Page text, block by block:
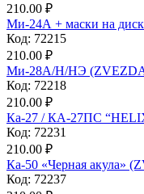
210.00 ₽
Ми-24А + маски на
Код: 72215
210.00 ₽
Ми-28А/Н/НЭ (ZVEZDA
Код: 72218
210.00 ₽
Ка-27 / КА-27ПС
Код: 72231
210.00 ₽
Ка-50 «Черная акула»
Код: 72237